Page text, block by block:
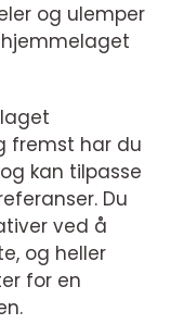
og ulemper
fremst har du
kan tilpasse
Du
ved å
og heller
for en